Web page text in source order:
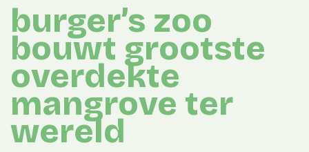
burger’s zoo
bouwt grootste
overdekte
mangrove ter
wereld